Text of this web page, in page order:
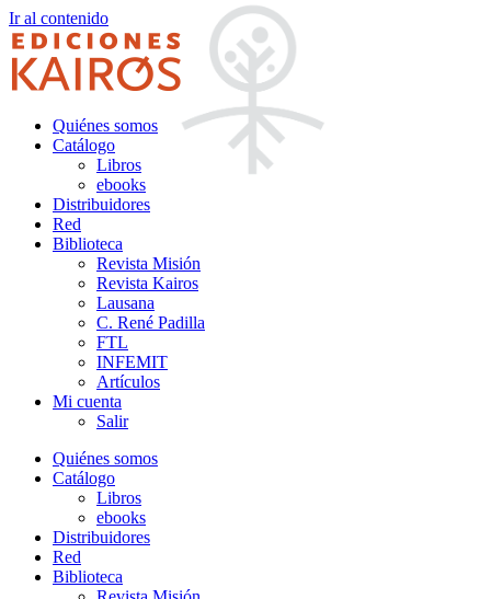
Ir al contenido
Quiénes somos
Catálogo
Libros
ebooks
Distribuidores
Red
Biblioteca
Revista Misión
Revista Kairos
Lausana
C. René Padilla
FTL
INFEMIT
Artículos
Mi cuenta
Salir
Quiénes somos
Catálogo
Libros
ebooks
Distribuidores
Red
Biblioteca